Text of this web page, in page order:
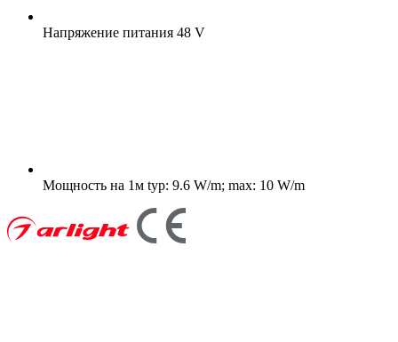
Напряжение питания 48 V
Мощность на 1м typ: 9.6 W/m; max: 10 W/m